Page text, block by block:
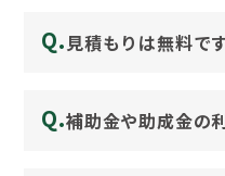
Q.見積もりは無料で
Q.補助金や助成金の